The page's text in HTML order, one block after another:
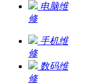
电脑维
修
手机维
修
数码维
修